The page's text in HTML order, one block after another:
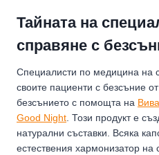
Тайната на
справяне с
Специалисти по медицина на
своите пациенти с безсъние
безсънието с помощта на
Good Night . Този продукт е
натурални съставки. Всяка
естествения хармонизатор